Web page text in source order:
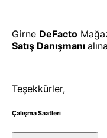
Girne DeFacto
Satış Danışmanı
Teşekkürler,
Çalışma Saatleri